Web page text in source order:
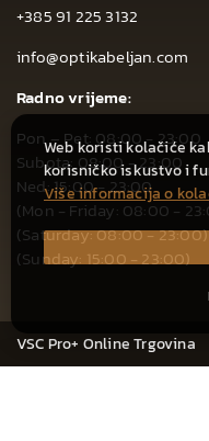
+385 91 225 3132
info@optikabeljan.com
Radno vrijeme:
Pon – Pet: 08:00 - 23:00
Subota: 08:00 - 23:00
Ned: 15:00 - 23:00
(Mon - Friday: 08:00 -
(Saturday: 08:00 - 23:00)
(Sunday: 15:00 - 23:00)
VSC Pro+ Online Trgovina
Web koristi kolačiće
korisničko iskustvo i
Više informacija o